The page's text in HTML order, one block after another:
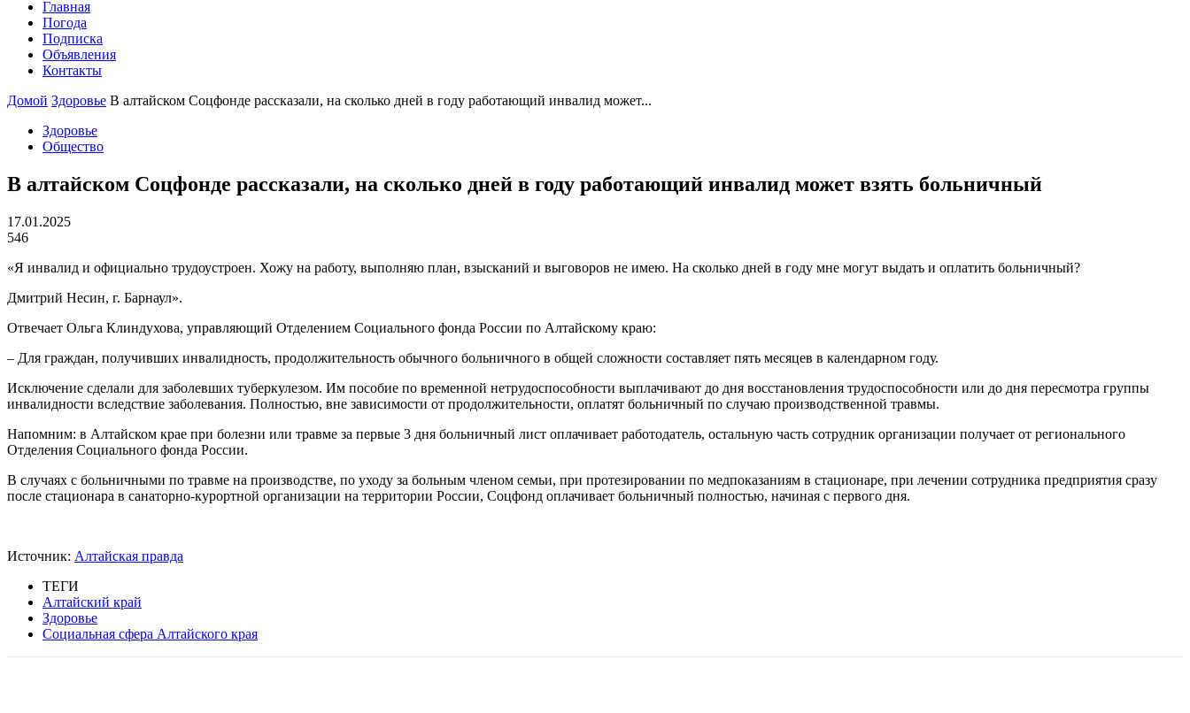
Главная
Погода
Подписка
Объявления
Контакты
Домой Здоровье В алтайском Соцфонде рассказали, на сколько дней в году работающий инвалид может...
Здоровье
Общество
В алтайском Соцфонде рассказали, на сколько дней в году работающий инвалид может взять больничный
17.01.2025
546
«Я инвалид и официально трудоустроен. Хожу на работу, выполняю план, взысканий и выговоров не имею. На сколько дней в году мне могут выдать и оплатить больничный?
Дмитрий Несин, г. Барнаул».
Отвечает Ольга Клиндухова, управляющий Отделением Социального фонда России по Алтайскому краю:
– Для граждан, получивших инвалидность, продолжительность обычного больничного в общей сложности составляет пять месяцев в календарном году.
Исключение сделали для заболевших туберкулезом. Им пособие по временной нетрудоспособности выплачивают до дня восстановления трудоспособности или до дня пересмотра группы
инвалидности вследствие заболевания. Полностью, вне зависимости от продолжительности, оплатят больничный по случаю производственной травмы.
Напомним: в Алтайском крае при болезни или травме за первые 3 дня больничный лист оплачивает работодатель, остальную часть сотрудник организации получает от регионального
Отделения Социального фонда России.
В случаях с больничными по травме на производстве, по уходу за больным членом семьи, при протезировании по медпоказаниям в стационаре, при лечении сотрудника предприятия сразу
после стационара в санаторно-курортной организации на территории России, Соцфонд оплачивает больничный полностью, начиная с первого дня.
Источник: Алтайская правда
ТЕГИ
Алтайский край
Здоровье
Социальная сфера Алтайского края